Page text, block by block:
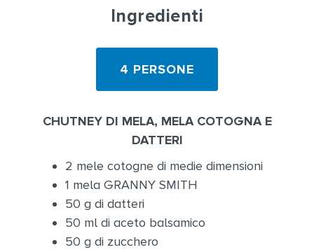
Ingredienti
4 PERSONE
CHUTNEY DI MELA, MELA COTOGNA E
DATTERI
2 mele cotogne di medie dimensioni
1 mela GRANNY SMITH
50 g di datteri
50 ml di aceto balsamico
50 g di zucchero